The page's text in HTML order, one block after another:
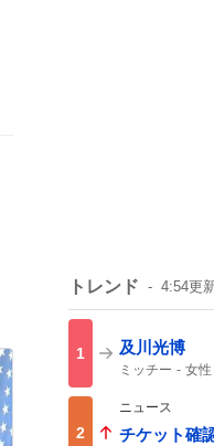
トレンド 4:54更
1 及川光博
ミッチー 女
56歳
2
ニュース
チケット確